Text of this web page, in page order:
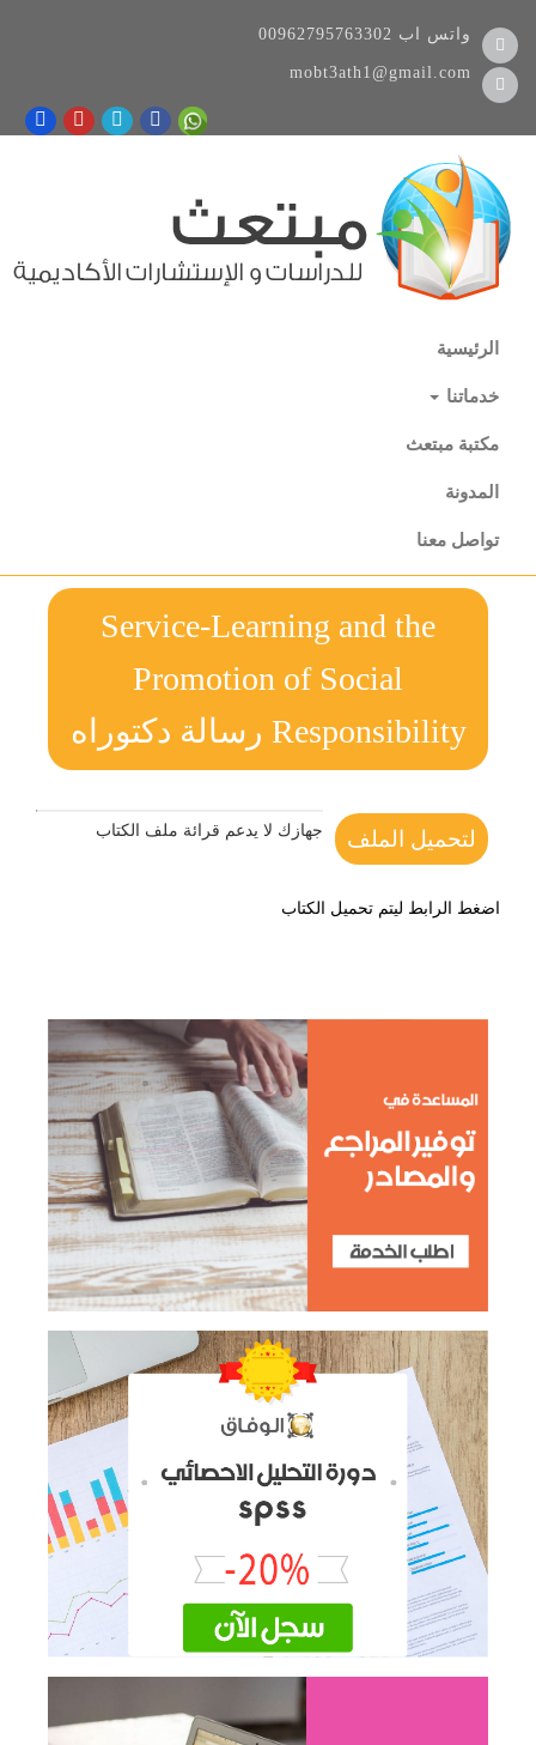
00962795763302 واتس اب
mobt3ath1@gmail.com
الرئيسية
خدماتنا
مكتبة مبتعث
المدونة
تواصل معنا
Service-Learning and the
Promotion of Social
Responsibility رسالة دكتوراه
لتحميل الملف جهازك لا يدعم قرائة ملف الكتاب
اضغط الرابط ليتم تحميل الكتاب